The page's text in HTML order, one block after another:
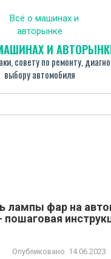
И
совету по ремонту,
выбору автомобиля
лампы фар на
пошаговая
Опубликовано: 14.06.2023